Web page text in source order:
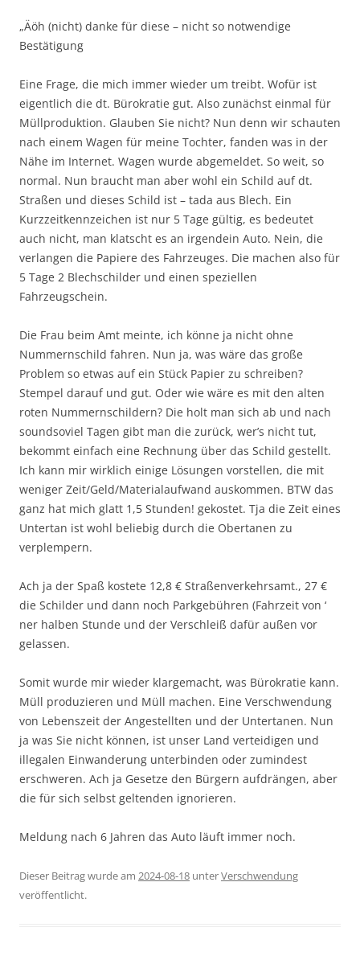
„Äöh (nicht) danke für diese – nicht so notwendige
Bestätigung
Eine Frage, die mich immer wieder um treibt. Wofür ist
eigentlich die dt. Bürokratie gut. Also zunächst einmal für
Müllproduktion. Glauben Sie nicht? Nun denn wir schauten
nach einem Wagen für meine Tochter, fanden was in der
Nähe im Internet. Wagen wurde abgemeldet. So weit, so
normal. Nun braucht man aber wohl ein Schild auf dt.
Straßen und dieses Schild ist – tada aus Blech. Ein
Kurzzeitkennzeichen ist nur 5 Tage gültig, es bedeutet
auch nicht, man klatscht es an irgendein Auto. Nein, die
verlangen die Papiere des Fahrzeuges. Die machen also für
5 Tage 2 Blechschilder und einen speziellen
Fahrzeugschein.
Die Frau beim Amt meinte, ich könne ja nicht ohne
Nummernschild fahren. Nun ja, was wäre das große
Problem so etwas auf ein Stück Papier zu schreiben?
Stempel darauf und gut. Oder wie wäre es mit den alten
roten Nummernschildern? Die holt man sich ab und nach
soundsoviel Tagen gibt man die zurück, wer’s nicht tut,
bekommt einfach eine Rechnung über das Schild gestellt.
Ich kann mir wirklich einige Lösungen vorstellen, die mit
weniger Zeit/Geld/Materialaufwand auskommen. BTW das
ganz hat mich glatt 1,5 Stunden! gekostet. Tja die Zeit eines
Untertan ist wohl beliebig durch die Obertanen zu
verplempern.
Ach ja der Spaß kostete 12,8 € Straßenverkehrsamt., 27 €
die Schilder und dann noch Parkgebühren (Fahrzeit von ‘
ner halben Stunde und der Verschleiß dafür außen vor
gelassen.
Somit wurde mir wieder klargemacht, was Bürokratie kann.
Müll produzieren und Müll machen. Eine Verschwendung
von Lebenszeit der Angestellten und der Untertanen. Nun
ja was Sie nicht können, ist unser Land verteidigen und
illegalen Einwanderung unterbinden oder zumindest
erschweren. Ach ja Gesetze den Bürgern aufdrängen, aber
die für sich selbst geltenden ignorieren.
Meldung nach 6 Jahren das Auto läuft immer noch.
Dieser Beitrag wurde am 2024-08-18 unterVerschwendung
veröffentlicht.